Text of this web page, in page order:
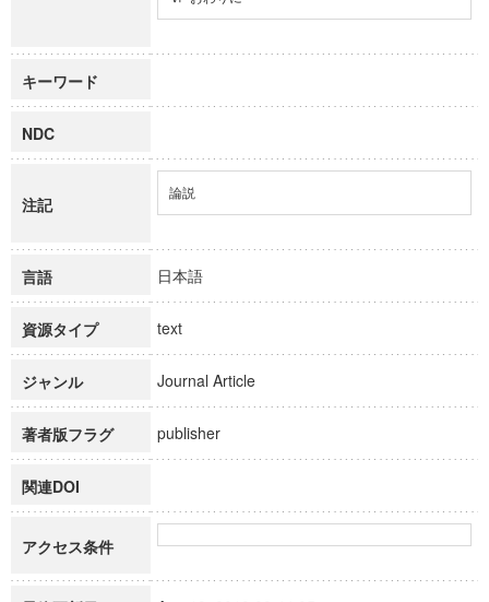
キーワード
NDC
注記
論説
言語 日本語
資源タイプ text
ジャンル Journal Article
著者版フラグ publisher
関連DOI
アクセス条件